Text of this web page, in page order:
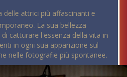
delle attrici più affascinanti e
La sua bellezza
catturare l'essenza della vita in
in ogni sua apparizione sul
nelle fotografie più spontanee.